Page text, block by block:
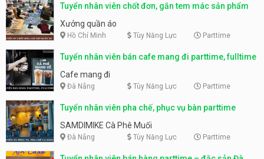
Tuyển nhân viên chốt đơn, gắn tem mác sản phẩm
Xưởng quần áo
Hồ Chí Minh Tùy Năng Lực Parttime
Tuyển nhân viên bán cafe mang đi parttime, fulltime
Cafe mang đi
Đà Nẵng Tùy Năng Lực Parttime
Tuyển nhân viên pha chế, phục vụ bàn parttime
SAMDIMIKE Cà Phê Muối
Đà Nẵng Tùy Năng Lực Parttime